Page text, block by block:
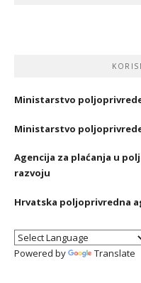
Ministarstvo
Ministarstvo
Agencija za plaćanja u
razvoju
Hrvatska poljoprivredna
Powered by Translate